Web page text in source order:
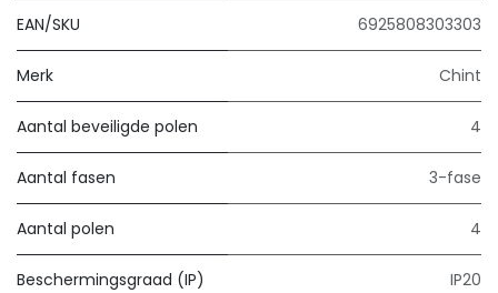
EAN/SKU 6925808303303
Merk Chint
Aantal beveiligde polen 4
Aantal fasen 3-fase
Aantal polen 4
Beschermingsgraad (IP) IP20